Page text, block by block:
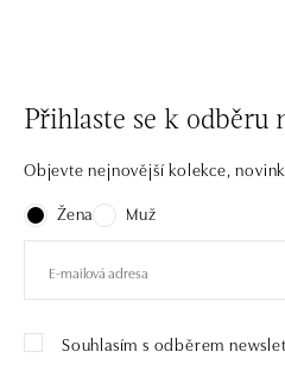
Přihlaste se k odběru
Objevte nejnovější kolekce,
Žena
Muž
Souhlasím s odběrem